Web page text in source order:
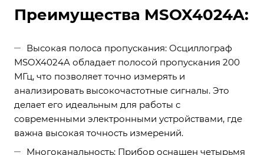
Преимущества MSOX4024A:
Высокая полоса пропускания: Осциллограф
MSOX4024A обладает полосой пропускания 200
МГц, что позволяет точно измерять и
анализировать высокочастотные сигналы. Это
делает его идеальным для работы с
современными электронными устройствами, где
важна высокая точность измерений.
Многоканальность: Прибор оснащен четырьмя